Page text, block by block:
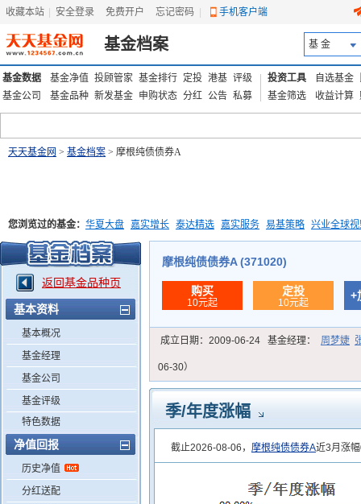
收藏本站 安全登录 免费开户 忘记密码 手机客户端
基金档案 基 金
基金数据 基金净值 投顾管家 基金排行 定投 港基 评级
基金公司
基金品种 新发基金 申购状态 分红 公告 私募
投资工具 自选基金
基金筛选
收益计算
天天基金网 > 基金档案 > 摩根纯债债券A
您浏览过的基金： 华夏大盘 嘉实增长 泰达精选 嘉实服务 易基策略 兴业全球
添富优势 华安宏利 上证180价值ETF
返回基金品种页
基本资料
基本概况
基金经理
基金公司
基金评级
特色数据
净值回报
历史净值
分红送配
摩根纯债债券A (371020)
购买
10元起
定投
10元起
+
成立日期： 2009-06-24 基金经理： 周梦婕
06-30）
季/年度涨幅
截止2026-08-06， 摩根纯债债券A近3月涨幅